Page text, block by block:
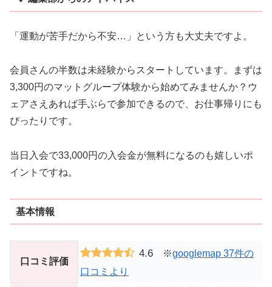
「運動が苦手だから不安…」という方も大丈夫ですよ。
会員さんの半数は未経験からスタートしています。まずは
3,300円のマットグループ体験から始めてみませんか？ウ
ェアさえあれば手ぶらで参加できるので、お仕事帰りにも
ぴったりです。
当日入会で33,000円の入会金が無料になるのも嬉しいポ
イントですね。
基本情報
口コミ評価
4.6※googlemap 37件の
口コミより